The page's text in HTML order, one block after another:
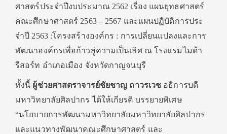
ศาสตร์ประจำปีงบประมาณ 2562 เรื่อง แผนยุทธศาสตร์
คณะศึกษาศาสตร์ 2563 – 2567 และแผนปฏิบัติการประ
จําปี 2563 :โครงสร้างองค์กร : การเปลี่ยนแปลงและการ
พัฒนาองค์กรเพื่อก้าวสู่ความเป็นเลิศ ณ โรงแรมไมด้า
รีสอร์ท อำเภอเมือง จังหวัดกาญจนบุรี
ทั้งนี้ ผู้ช่วยศาสตราจารย์ชัยชาญ ถาวรเวช อธิการบดี
มหาวิทยาลัยศิลปากร ได้ให้เกียรติ บรรยายพิเศษ
“นโยบายการพัฒนามหาวิทยาลัยมหาวิทยาลัยศิลปากร
และแนวทางพัฒนาคณะศึกษาศาสตร์ และ